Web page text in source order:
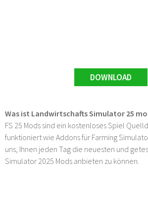
DOWNLOAD
Was ist Landwirtschafts Simulator 25
FS 25 Mods sind ein kostenloses Spiel
funktioniert wie Addons für Farming
uns, Ihnen jeden Tag die neuesten und
Simulator 2025 Mods anbieten zu können.